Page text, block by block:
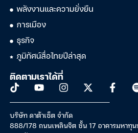
พลังงานและความยั่งยืน
การเมือง
ธุรกิจ
ภูมิทัศน์สื่อไทยปีล่าสุด
ติดตามเราได้ที่
บริษัท ดาต้าเซ็ต จำกัด
888/178 ถนนเพลินจิต ชั้น 17 อาคารมหาทุ